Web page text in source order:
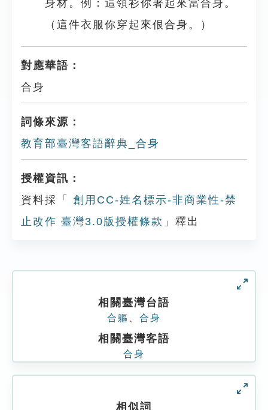
身材。例：這領衫你著起來當合身。
（這件衣服你穿起來佷合身。）
對應華語：
合身
詞條來源：
教育部臺灣客語辭典_合身
授權資訊：
資料採「
創用CC-姓名標示-非商業性-禁
止改作 臺灣3.0版授權條款 」釋出
相關臺灣台語
合軀 合身
相關臺灣客語
合身
相似詞